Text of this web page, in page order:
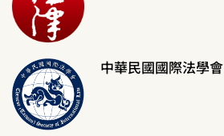
中華民國國際法學會